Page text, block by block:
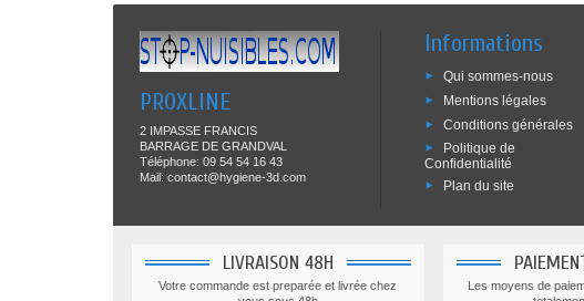
PROXLINE
2 IMPASSE FRANCIS
BARRAGE DE GRANDVAL
Téléphone: 09 54 54 16 43
Mail: contact@hygiene-3d.com
Informations
Qui sommes-nous
Mentions légales
Conditions générales
Politique de
Confidentialité
Plan du site
LIVRAISON 48H
Votre commande est preparée et livrée chez
Les moyens de